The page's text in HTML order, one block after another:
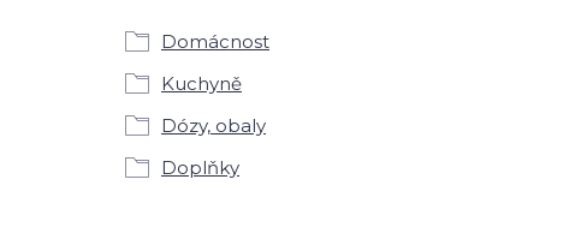
Domácnost
Kuchyně
Dózy, obaly
Doplňky